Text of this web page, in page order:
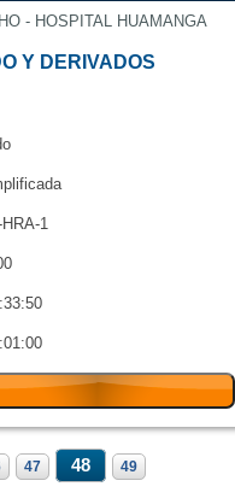
- HOSPITAL HUAMANGA
Y DERIVADOS
1
47 48 49